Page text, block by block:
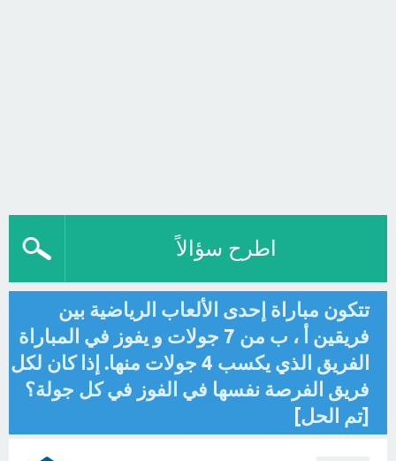
اطرح سؤالاً
تتكون مباراة إحدى الألعاب الرياضية بين
فريقين أ ، ب من 7 جولات و يفوز في المباراة
الفريق الذي يكسب 4 جولات منها. إذا كان لكل
فريق الفرصة نفسها في الفوز في كل جولة؟
[تم الحل]